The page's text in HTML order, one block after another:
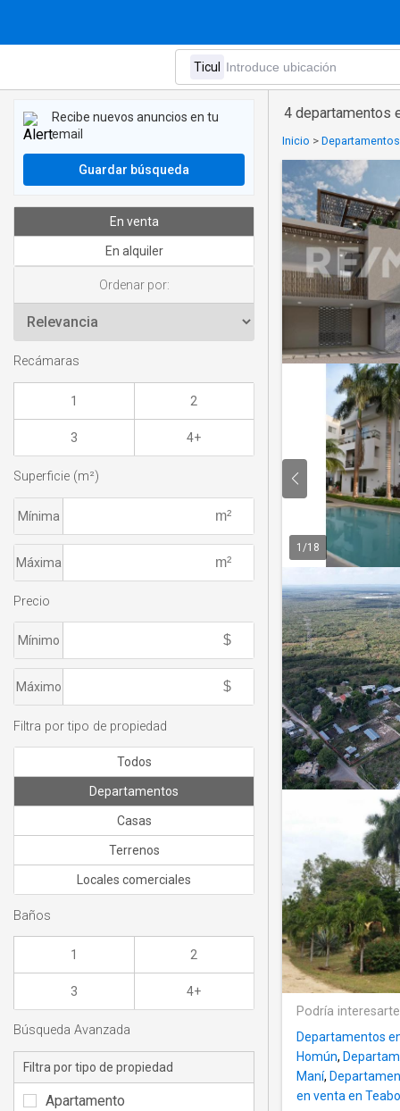
4 departamentos
Inicio >
1 /18
Podría
Departamentos
Homún,
Maní,
en venta en Teabo
Recibe nuevos anuncios en tu
email
Guardar búsqueda
En venta
En alquiler
Ordenar por:
Recámaras
1 2
3 4+
Superficie (m²)
Mínima
Máxima
Precio
Mínimo
Máximo
Filtra por tipo de propiedad
Todos
Departamentos
Casas
Terrenos
Locales comerciales
Baños
1 2
3 4+
Búsqueda Avanzada
Filtra por tipo de propiedad
Apartamento